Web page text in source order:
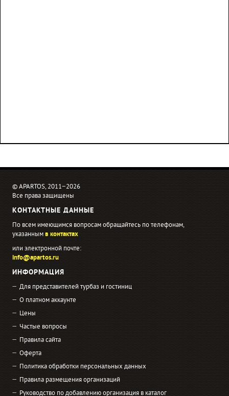
© APARTOS, 2011−2026
Все права защищены
КОНТАКТНЫЕ ДАННЫЕ
По всем имеющимся вопросам обращайтесь по телефонам,
указаннымв контактах
или электронной почте:
info@apartos.ru
ИНФОРМАЦИЯ
Для представителей турбаз и гостиниц
О платном аккаунте
Цены
Частые вопросы
Правила сайта
Оферта
Политика обработки персональных данных
Правила размещения организаций
Руководство по добавлению организация в каталог